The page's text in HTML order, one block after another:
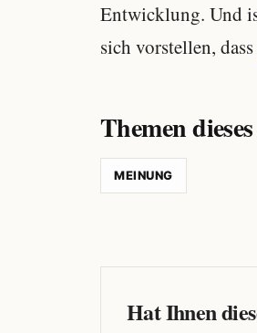
Entwicklung. Und
sich vorstellen, dass
Themen
MEINUNG
Hat Ihnen